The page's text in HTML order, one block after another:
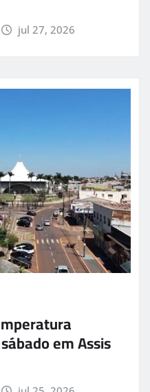
jul 27, 2026
em Assis